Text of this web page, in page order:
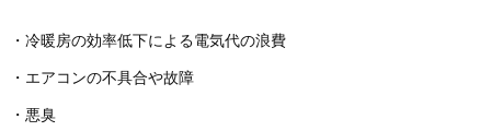
・冷暖房の効率低下による電気代の浪費
・エアコンの不具合や故障
・悪臭